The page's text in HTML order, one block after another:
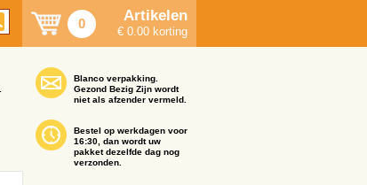
0 Artikelen
€ 0.00 korting
Blanco verpakking.
Gezond Bezig Zijn wordt
niet als afzender vermeld.
Bestel op werkdagen voor
16:30, dan wordt uw
pakket dezelfde dag nog
verzonden.